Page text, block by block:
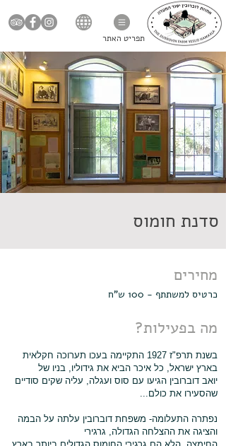
תפריט האתר
סדנת חומוס
מחירים
כרטיס למשתתף - 100 ש"ח
מה בפעילות?
בשנת תרפ"ז 1927 התקיימה בעכו תערוכה חקלאית
בארץ ישראל, כל איכר הביא את גידוליו, בניו של
יואב דוברובין הגיעו עם סוס ועגלה, עליה שקים סודיים
שהסעירו את כולם...
נפתרה התעלומה- משפחת דוברובין עלתה על הבמה
והציגה את ההצלחה הגדולה, גרגירי